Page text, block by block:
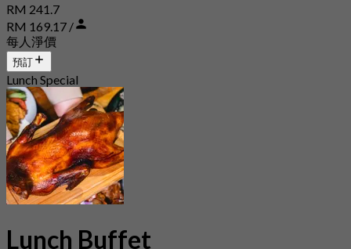
RM 241.7
RM 169.17 /
每人淨價
預訂
Lunch Special
Lunch Buffet